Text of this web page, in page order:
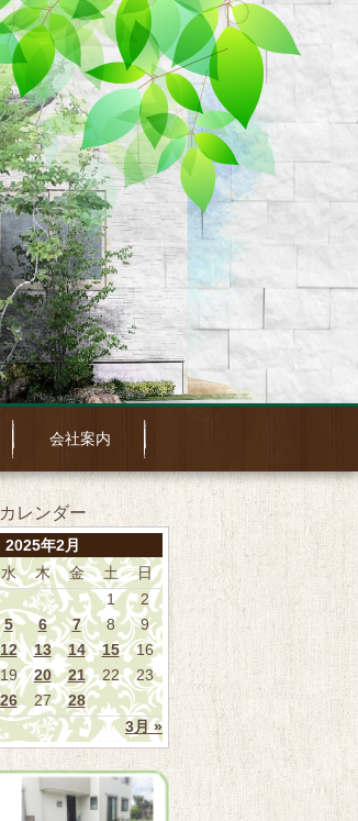
会社案内
カレンダー
2025年2月
水 木 金 土 日
3月 »
1
2
5 6 7 8
9
12 13 14 15
16
19 20 21 22
23
26 27 28